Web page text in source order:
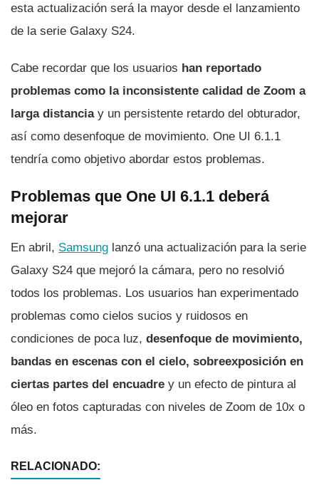
esta actualización será la mayor desde el lanzamiento
de la serie Galaxy S24.
Cabe recordar que los usuarios han reportado
problemas como la inconsistente calidad de Zoom a
larga distanciay un persistente retardo del obturador,
así como desenfoque de movimiento. One UI 6.1.1
tendría como objetivo abordar estos problemas.
Problemas que One UI 6.1.1 deberá
mejorar
En abril, Samsung lanzó una actualización para la serie
Galaxy S24 que mejoró la cámara, pero no resolvió
todos los problemas. Los usuarios han experimentado
problemas como cielos sucios y ruidosos en
condiciones de poca luz, desenfoque de movimiento,
bandas en escenas con el cielo, sobreexposición en
ciertas partes del encuadre y un efecto de pintura al
óleo en fotos capturadas con niveles de Zoom de 10x o
más.
RELACIONADO: